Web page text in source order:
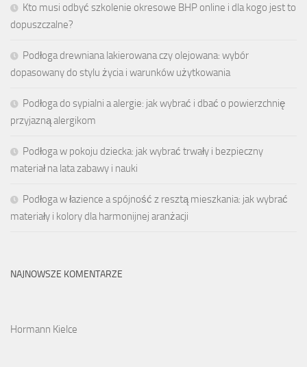
Kto musi odbyć szkolenie okresowe BHP online i dla kogo jest to
dopuszczalne?
Podłoga drewniana lakierowana czy olejowana: wybór
dopasowany do stylu życia i warunków użytkowania
Podłoga do sypialni a alergie: jak wybrać i dbać o powierzchnię
przyjazną alergikom
Podłoga w pokoju dziecka: jak wybrać trwały i bezpieczny
materiał na lata zabawy i nauki
Podłoga w łazience a spójność z resztą mieszkania: jak wybrać
materiały i kolory dla harmonijnej aranżacji
NAJNOWSZE KOMENTARZE
Hormann Kielce